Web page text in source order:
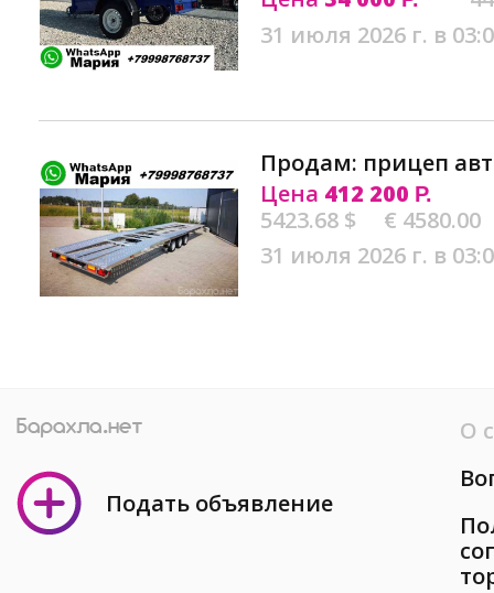
31 июля 2026 г. в
Продам: прицеп
Цена 412 200 Р.
5423.68 $
€ 4580.00
31 июля 2026 г. в
Подать объявление
О